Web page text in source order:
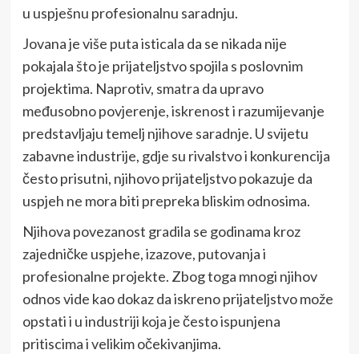
u uspješnu profesionalnu saradnju.
Jovana je više puta isticala da se nikada nije
pokajala što je prijateljstvo spojila s poslovnim
projektima. Naprotiv, smatra da upravo
međusobno povjerenje, iskrenost i razumijevanje
predstavljaju temelj njihove saradnje. U svijetu
zabavne industrije, gdje su rivalstvo i konkurencija
često prisutni, njihovo prijateljstvo pokazuje da
uspjeh ne mora biti prepreka bliskim odnosima.
Njihova povezanost gradila se godinama kroz
zajedničke uspjehe, izazove, putovanja i
profesionalne projekte. Zbog toga mnogi njihov
odnos vide kao dokaz da iskreno prijateljstvo može
opstati i u industriji koja je često ispunjena
pritiscima i velikim očekivanjima.